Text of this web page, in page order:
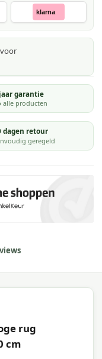
klarna
garantie
alle producten
dagen retour
geregeld
rug
cm